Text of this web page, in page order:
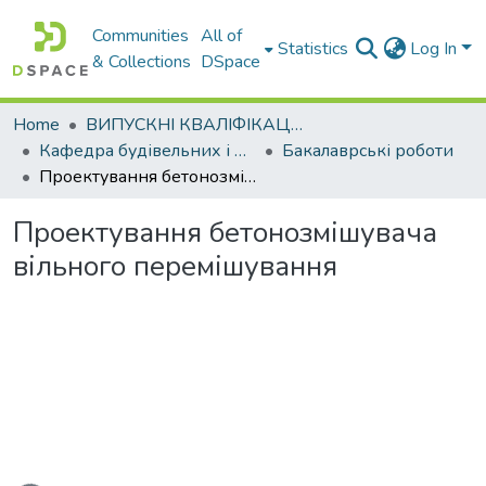
Communities
& Collections
All of
DSpace
Statistics Log In
Home
ВИПУСКНІ КВАЛІФІКАЦІЙНІ РОБОТИ
Кафедра будівельних і дорожніх машин
Бакалаврські роботи
Проектування бетонозмішувача вільного перемішування
Проектування бетонозмішувача
вільного перемішування